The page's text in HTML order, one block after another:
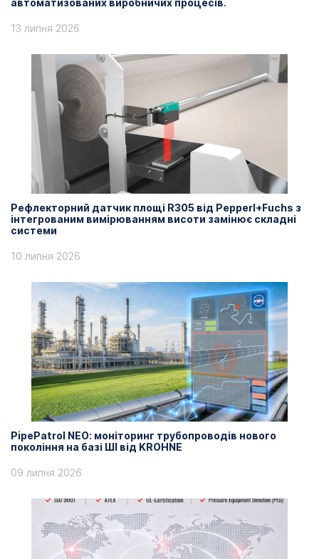
автоматизованих виробничих процесів.
13 липня 2026
Рефлекторний датчик площі R305 від Pepperl+Fuchs з
інтегрованим вимірюванням висоти замінює складні
системи
10 липня 2026
PipePatrol NEO: моніторинг трубопроводів нового
покоління на базі ШІ від KROHNE
09 липня 2026